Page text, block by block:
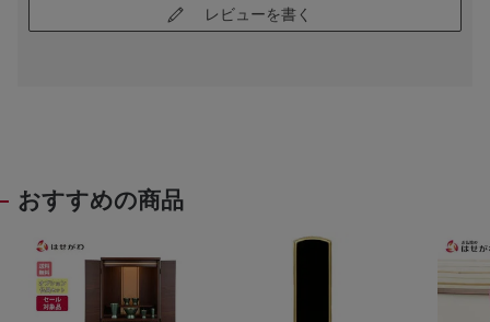
レビューを書く
おすすめの商品